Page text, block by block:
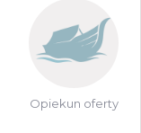
Opiekun oferty